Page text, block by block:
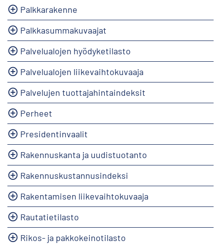
Palkkarakenne
Palkkasummakuvaajat
Palvelualojen hyödyketilasto
Palvelualojen liikevaihtokuvaaja
Palvelujen tuottajahintaindeksit
Perheet
Presidentinvaalit
Rakennuskanta ja uudistuotanto
Rakennuskustannusindeksi
Rakentamisen liikevaihtokuvaaja
Rautatietilasto
Rikos- ja pakkokeinotilasto